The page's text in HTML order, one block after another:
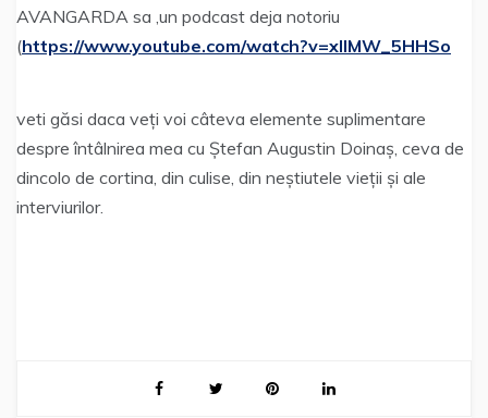
AVANGARDA sa ,un podcast deja notoriu
(https://www.youtube.com/watch?v=xllMW_5HHSo
veti găsi daca veți voi câteva elemente suplimentare
despre întâlnirea mea cu Ștefan Augustin Doinaș, ceva de
dincolo de cortina, din culise, din neștiutele vieții și ale
interviurilor.